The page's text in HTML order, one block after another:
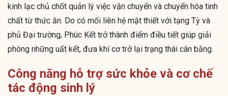
kinh lạc chủ chốt quản lý việc vận chuyển và chuyển hóa tinh
chất từ thức ăn. Do có mối liên hệ mật thiết với tạng Tỳ và
phủ Đại trường, Phúc Kết trở thành điểm điều tiết giúp giải
phóng những uất kết, đưa khí cơ trở lại trạng thái cân bằng.
Công năng hỗ trợ sức khỏe và cơ chế
tác động sinh lý